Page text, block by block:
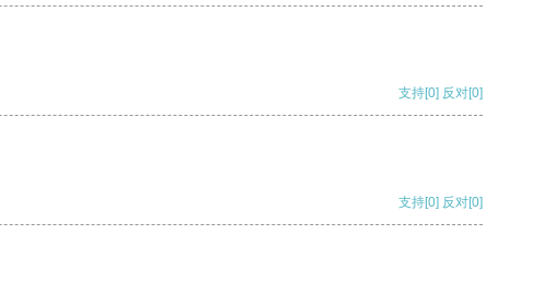
支持[0] 反对[0]
支持[0] 反对[0]